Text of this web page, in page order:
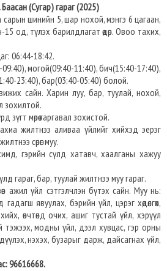
(Сугар) гараг (2025)
сарын шинийн 5, шар нохой, мэнгэ 6 цагаан,
15 од, түлэх барилдлагат өдөр. Овоо тахих,
06:44-18:42.
могой(09:40-11:40), бич(15:40-17:40),
23:40), бар(03:40-05:40) болой.
сайн. Харин луу, бар, туулай, нохой,
зохилтой.
зүгт мөрөө гаргавал зохистой.
жилтнээ аливаа үйлийг хийхэд эерэг
сөрөг муу.
гэрийн сүлд хатавч, хаалганы хажуу
гараг, бар, туулай жилтнээ муу гараг.
ажил үйл сэтгэлчлэн бүтэх сайн. Муу нь:
явуулах, бэрийн үйл, цэрэг хөдөлгөх,
өвчтөнд очих, ашиг тустай үйл, хэрүүл
модны үйл, дээл хувцас, гэр орны
нэхэх, бузарыг дарж, дайсагнах үйл,
96616668.